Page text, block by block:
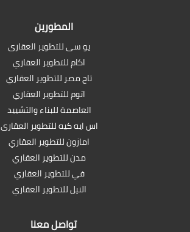
المطورين
يو سى للتطوير العقارى
اكام للتطوير العقاري
تاج مصر للتطوير العقاري
اتوم للتطوير العقاري
العاصمة للبناء والتشييد
اس ايه كيه للتطوير العقارى
امازون للتطوير العقاري
مدن للتطوير العقاري
في للتطوير العقاري
النيل للتطوير العقاري
تواصل معنا